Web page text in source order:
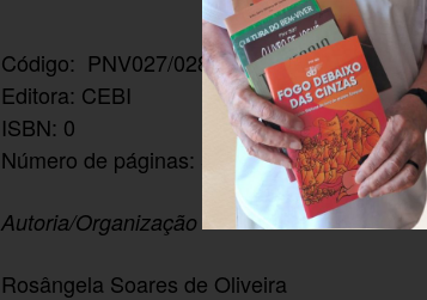
Código: PNV027/028
Editora: CEBI
ISBN: 0
Número de páginas: 54
Autoria/Organização
Rosângela Soares de Oliveira